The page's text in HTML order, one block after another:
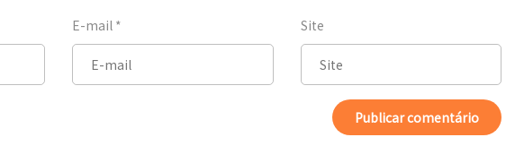
E-mail * Site